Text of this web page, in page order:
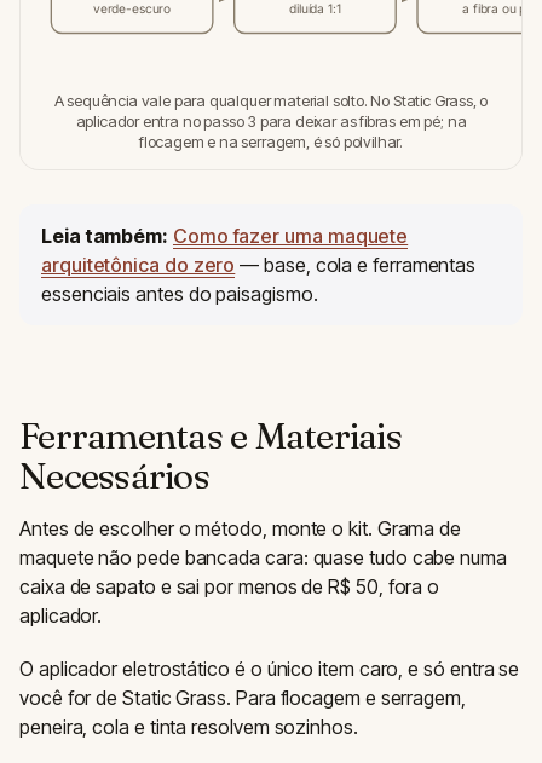
verde-escuro diluída 1:1 a fibra ou pó
A sequência vale para qualquer material solto. No Static Grass, o
aplicador entra no passo 3 para deixar as fibras em pé; na
flocagem e na serragem, é só polvilhar.
Leia também: Como fazer uma maquete
arquitetônica do zero — base, cola e ferramentas
essenciais antes do paisagismo.
Ferramentas e Materiais
Necessários
Antes de escolher o método, monte o kit. Grama de
maquete não pede bancada cara: quase tudo cabe numa
caixa de sapato e sai por menos de R$ 50, fora o
aplicador.
O aplicador eletrostático é o único item caro, e só entra se
você for de Static Grass. Para flocagem e serragem,
peneira, cola e tinta resolvem sozinhos.